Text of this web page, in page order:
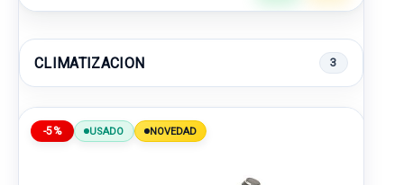
CLIMATIZACION 3
-5% USADO NOVEDAD